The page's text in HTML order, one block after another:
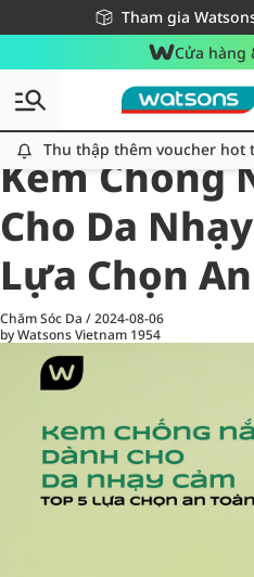
Tham gia
Miễn phí giao hàng
Giao hàng nhanh 24h - Áp
Cửa hàng
Thu thập thêm voucher hot
All
Chăm Sóc Cá Nhân
Kem Chống
Cho Da
Lựa Chọn
Chăm Sóc Da /2024-08-06
by Watsons Vietnam 1954